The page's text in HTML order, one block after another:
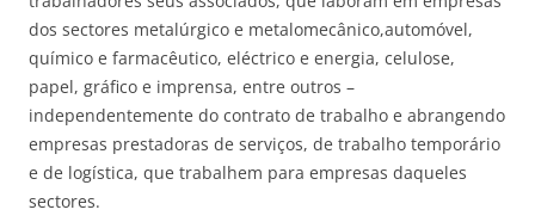
dos sectores metalúrgico e metalomecânico,automóvel,
químico e farmacêutico, eléctrico e energia, celulose,
papel, gráfico e imprensa, entre outros –
independentemente do contrato de trabalho e abrangendo
empresas prestadoras de serviços, de trabalho temporário
e de logística, que trabalhem para empresas daqueles
sectores.